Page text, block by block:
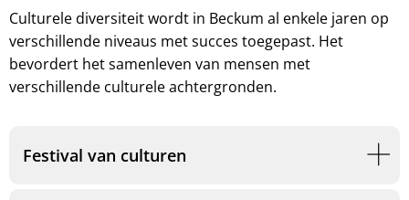
Culturele diversiteit wordt in Beckum al enkele jaren op
verschillende niveaus met succes toegepast. Het
bevordert het samenleven van mensen met
verschillende culturele achtergronden.
Festival van culturen